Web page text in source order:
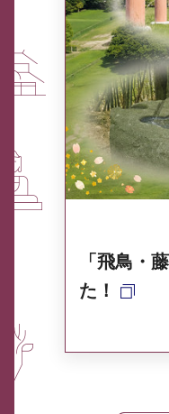
「飛鳥・
た！
ふるさと納税なら、奈良